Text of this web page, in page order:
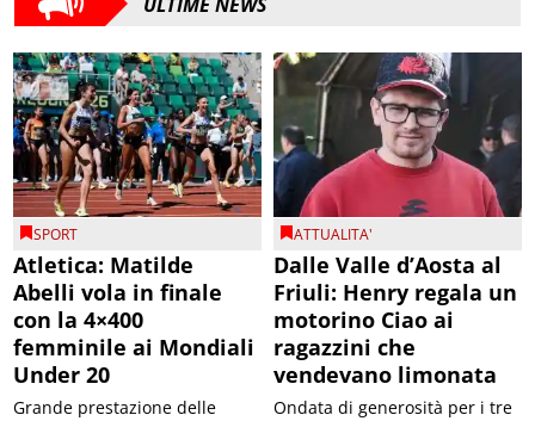
SPORT
Atletica: Matilde
Abelli vola in finale
con la 4×400
femminile ai Mondiali
Under 20
Grande prestazione delle
ATTUALITA'
Dalle Valle d’Aosta al
Friuli: Henry regala un
motorino Ciao ai
ragazzini che
vendevano limonata
Ondata di generosità per i tre